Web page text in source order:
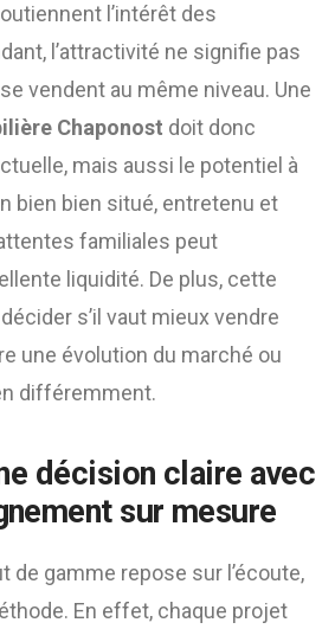
l’intérêt des
l’attractivité ne signifie pas
vendent au même niveau. Une
Chaponost doit donc
mais aussi le potentiel à
bien bien situé, entretenu et
familiales peut
liquidité. De plus, cette
s’il vaut mieux vendre
une évolution du marché ou
différemment.
décision claire avec
sur mesure
de gamme repose sur l’écoute,
En effet, chaque projet